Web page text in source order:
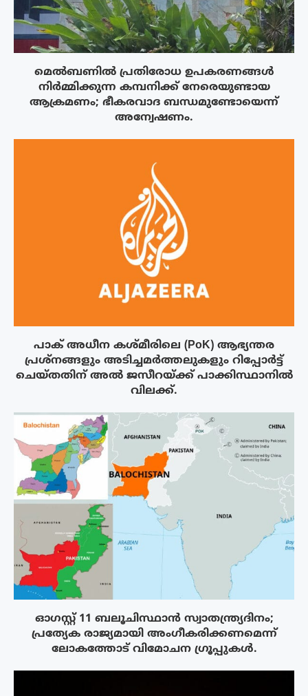
മെൽബണിൽ പ്രതിരോധ ഉപകരണങ്ങൾ
നിർമ്മിക്കുന്ന കമ്പനിക്ക് നേരെയുണ്ടായ
ആക്രമണം; ഭീകരവാദ ബന്ധമുണ്ടോയെന്ന്
അന്വേഷണം.
പാക് അധീന കശ്മീരിലെ (PoK) ആഭ്യന്തര
പ്രശ്നങ്ങളും അടിച്ചമർത്തലുകളും റിപ്പോർട്ട്
ചെയ്തതിന് അൽ ജസീറയ്‌ക്ക് പാക്കിസ്ഥാനിൽ
വിലക്ക്.
ഓഗസ്റ്റ് 11 ബലൂചിസ്ഥാൻ സ്വാതന്ത്ര്യദിനം;
പ്രത്യേക രാജ്യമായി അംഗീകരിക്കണമെന്ന്
ലോകത്തോട് വിമോചന ഗ്രൂപ്പുകൾ.